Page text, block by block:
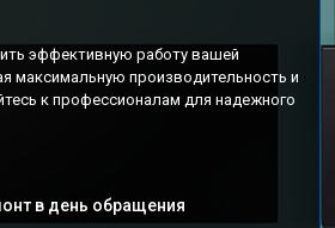
эффективную работу вашей
максимальную производительность и
к профессионалам для надежного
в день обращения